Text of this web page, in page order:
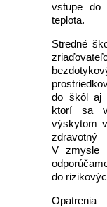
vstupe do
teplota.
Stredné
do škôl aj
ktorí sa
výskytom
V zmysle
do